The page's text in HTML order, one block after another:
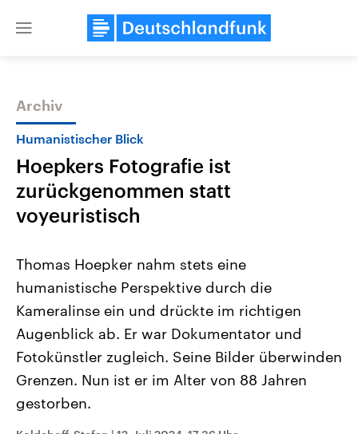
Close
Themen
2026
Alle Informationen
Sachsen-Anhalt wählt am 6.
September 2026 einen neuen
Landtag. Seit 2021 wird das
Bundesland von einer Koalition aus
CDU, SPD und FDP regiert.-
Umfragen, Prognosen,
und Hintergründe zu den Parteien
Wahl.
Aktuelle Beiträge,
Hintergründe
Wirtschaftlich und
gehören die Vereinigten
den mächtigsten Ländern
mit großem Einfluss auf
Sendungen
Archiv
Humanistischer Blick
Hoepkers Fotografie ist
zurückgenommen statt
voyeuristisch
Thomas Hoepker nahm stets eine
humanistische Perspektive durch die
Kameralinse ein und drückte im richtigen
Augenblick ab. Er war Dokumentator und
Fotokünstler zugleich. Seine Bilder überwinden
Grenzen. Nun ist er im Alter von 88 Jahren
gestorben.